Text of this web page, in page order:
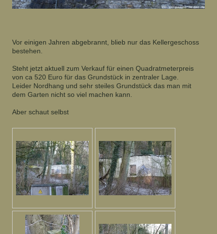
Vor einigen Jahren abgebrannt, blieb nur das Kellergeschoss
bestehen.
Steht jetzt aktuell zum Verkauf für einen Quadratmeterpreis
von ca 520 Euro für das Grundstück in zentraler Lage.
Leider Nordhang und sehr steiles Grundstück das man mit
dem Garten nicht so viel machen kann.
Aber schaut selbst